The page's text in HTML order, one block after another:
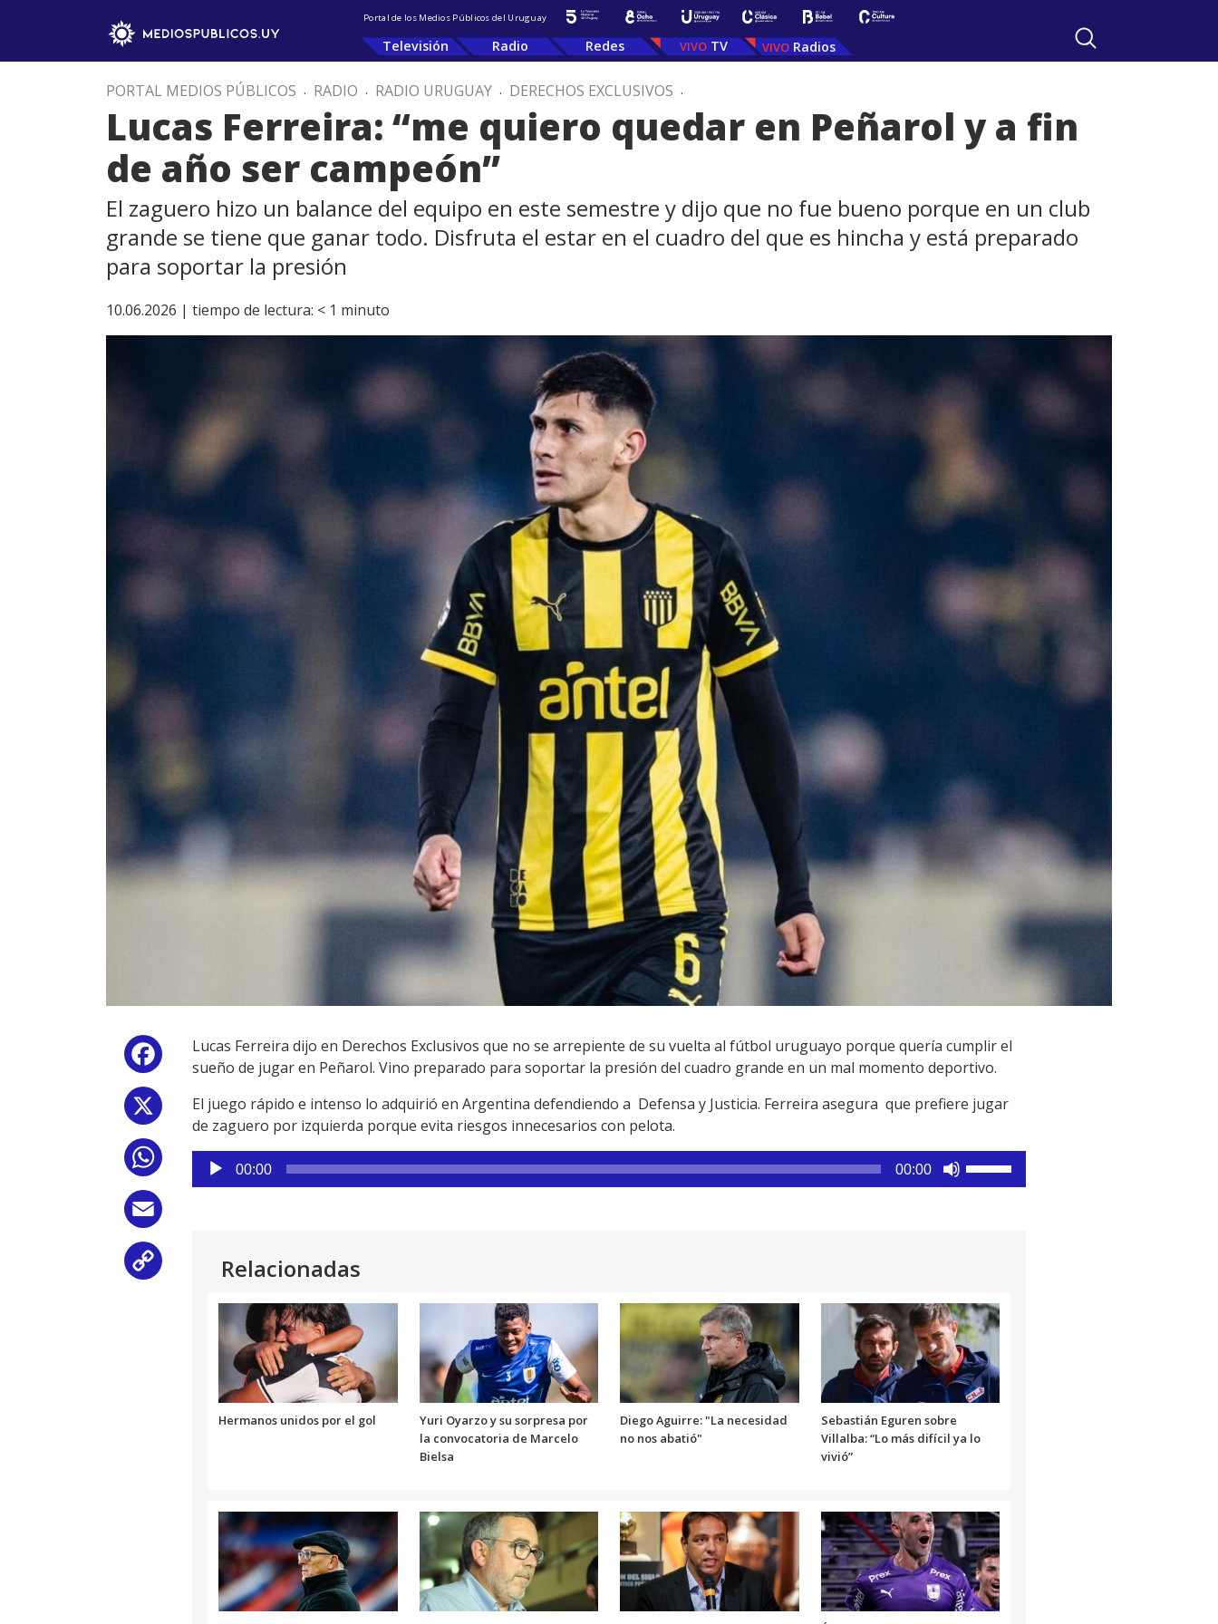
Portal de los Medios Públicos del Uruguay
Televisión Radio Redes TV Radios
PORTAL MEDIOS PÚBLICOS . RADIO . RADIO URUGUAY . DERECHOS EXCLUSIVOS .
Lucas Ferreira: “me quiero quedar en Peñarol y a fin
de año ser campeón”
El zaguero hizo un balance del equipo en este semestre y dijo que no fue bueno porque en un club
grande se tiene que ganar todo. Disfruta el estar en el cuadro del que es hincha y está preparado
para soportar la presión
10.06.2026 | tiempo de lectura: < 1 minuto
Facebook
WhatsApp
Lucas Ferreira dijo en Derechos Exclusivos que no se arrepiente de su vuelta al fútbol uruguayo porque quería cumplir el
sueño de jugar en Peñarol. Vino preparado para soportar la presión del cuadro grande en un mal momento deportivo.
El juego rápido e intenso lo adquirió en Argentina defendiendo a Defensa y Justicia. Ferreira asegura que prefiere jugar
de zaguero por izquierda porque evita riesgos innecesarios con pelota.
Reproductor
de
00:00 00:00
aumentar
o
disminuir
el
volumen.
Relacionadas
Hermanos unidos por el gol
Yuri Oyarzo y su sorpresa por
la convocatoria de Marcelo
Bielsa
Diego Aguirre: "La necesidad
no nos abatió"
Sebastián Eguren sobre
Villalba: “Lo más difícil ya lo
vivió”